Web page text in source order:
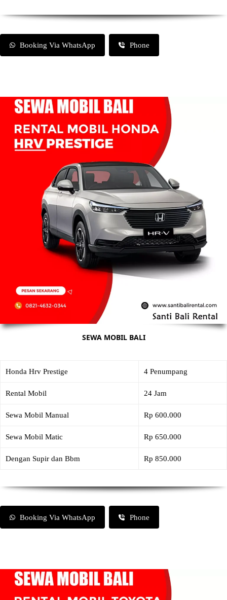
Booking Via WhatsApp Phone
SEWA MOBIL BALI
Honda Hrv Prestige 4 Penumpang
Rental Mobil 24 Jam
Sewa Mobil Manual Rp 600.000
Sewa Mobil Matic Rp 650.000
Dengan Supir dan Bbm Rp 850.000
Booking Via WhatsApp Phone